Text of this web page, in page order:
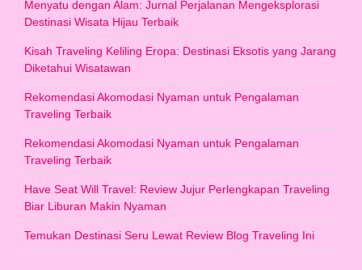
Menyatu dengan Alam: Jurnal Perjalanan Mengeksplorasi
Destinasi Wisata Hijau Terbaik
Kisah Traveling Keliling Eropa: Destinasi Eksotis yang Jarang
Diketahui Wisatawan
Rekomendasi Akomodasi Nyaman untuk Pengalaman
Traveling Terbaik
Rekomendasi Akomodasi Nyaman untuk Pengalaman
Traveling Terbaik
Have Seat Will Travel: Review Jujur Perlengkapan Traveling
Biar Liburan Makin Nyaman
Temukan Destinasi Seru Lewat Review Blog Traveling Ini